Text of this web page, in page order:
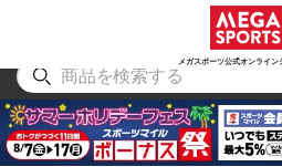
メガスポーツ公式オンライン
アウトドア